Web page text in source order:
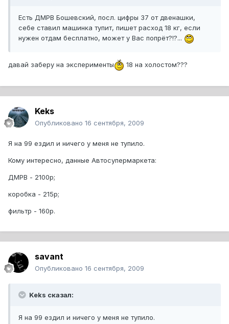
Есть ДМРВ Бошевский, посл. цифры 37 от двенашки,
себе ставил машинка тупит, пишет расход 18 кг, если
нужен отдам бесплатно, может у Вас попрёт?!?...
давай заберу на эксперименты 18 на холостом???
Keks
Опубликовано 16 сентября, 2009
Я на 99 ездил и ничего у меня не тупило.
Кому интересно, данные Автосупермаркета:
ДМРВ - 2100р;
коробка - 215р;
фильтр - 160р.
savant
Опубликовано 16 сентября, 2009
Keks сказал:
Я на 99 ездил и ничего у меня не тупило.